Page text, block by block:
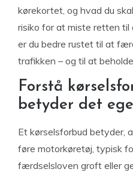
kørekortet, og hvad du
risiko for at miste retten til
er du bedre rustet til at
trafikken – og til at
Forstå
betyder det
Et kørselsforbud betyder,
føre motorkøretøj, typisk
færdselsloven groft eller